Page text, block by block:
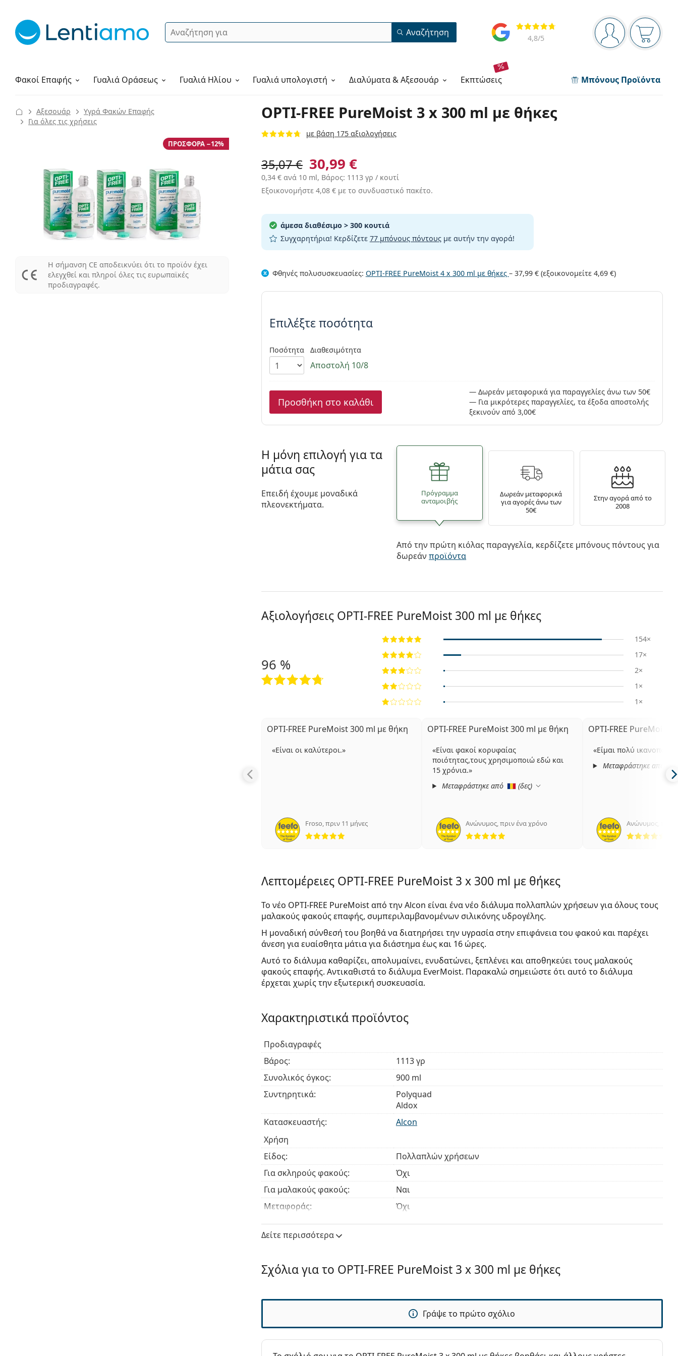
Πίνακας πλοήγησης
Είστε
Το
Αξιολογήσεις
4,8/5
Αναζήτηση Αναζήτηση
Φακοί Επαφής
Υγρά φακών ΓυαλιάΟράσεως Γυαλιά Ηλίου Γυαλιά υπολογιστή Διαλύματα & Αξεσουάρ εκπτώσεις Μπόνους Προϊόντα
Πώς να παραγγείλετε
OPTI-FREE PureMoist 3 x 300 ml με θήκες
με βάση 175 αξιολογήσεις
Αξεσουάρ
Υγρά Φακών Επαφής
Για όλες τις χρήσεις
ΠΡΟΣΦΟΡΆ −12%
Η σήμανση CE αποδεικνύει ότι το προϊόν έχει
ελεγχθεί και πληροί όλες τις ευρωπαϊκές
προδιαγραφές.
35,07 € 30,99 €
0,34 €ανά 10 ml, Βάρος: 1113 γρ / κουτί
Εξοικονομήστε 4,08 €με το συνδυαστικό πακέτο.
άμεσα διαθέσιμο > 300 κουτιά
Συγχαρητήρια! Κερδίζετε 77 μπόνους πόντουςμε αυτήν την αγορά!
Φθηνές πολυσυσκευασίες: OPTI-FREE PureMoist 4 x 300 ml με θήκες – 37,99 €(εξοικονομείτε 4,69 €)
Συμπληρώστε τις παράμετρους
Επιλέξτε ποσότητα
Ποσότητα Διαθεσιμότητα
Αποστολή 10/8
Προσθήκη στο καλάθι
Δωρεάν μεταφορικά για παραγγελίες άνω των 50€
Για μικρότερες παραγγελίες, τα έξοδα αποστολής
ξεκινούν από 3,00€
Η μόνη επιλογή για τα
μάτια σας
Επειδή έχουμε μοναδικά
πλεονεκτήματα.
Πρόγραμμα
ανταμοιβής
Δωρεάν μεταφορικά
για αγορές άνω των
50€
Στην αγορά από το
2008
Από την πρώτη κιόλας παραγγελία, κερδίζετε μπόνους πόντους για
δωρεάνπροϊόντα
Αξιολογήσεις OPTI-FREE PureMoist 300 ml με θήκες
96 %
154×
17×
2×
1×
1×
OPTI-FREE PureMoist 300 ml με θήκη
Είναι οι καλύτεροι.
Froso,πριν 11 μήνες
5 αξιολογήσεις από 5
OPTI-FREE PureMoist 300 ml με θήκη
Είναι φακοί κορυφαίας
ποιότητας,τους χρησιμοποιώ εδώ και
15 χρόνια.
Μεταφράστηκε από
(δες)
Ανώνυμος,πριν ένα χρόνο
5 αξιολογήσεις από 5
OPTI-FREE PureMoist
Είμαι πολύ
Μεταφράστηκε από
Ανώνυμος
Λεπτομέρειες OPTI-FREE PureMoist 3 x 300 ml με θήκες
Το νέο OPTI-FREE PureMoist από την Alcon είναι ένα νέο διάλυμα πολλαπλών χρήσεων για όλους τους
μαλακούς φακούς επαφής, συμπεριλαμβανομένων σιλικόνης υδρογέλης.
Η μοναδική σύνθεσή του βοηθά να διατηρήσει την υγρασία στην επιφάνεια του φακού και παρέχει
άνεση για ευαίσθητα μάτια για διάστημα έως και 16 ώρες.
Αυτό το διάλυμα καθαρίζει, απολυμαίνει, ενυδατώνει, ξεπλένει και αποθηκεύει τους μαλακούς
φακούς επαφής. Αντικαθιστά το διάλυμα EverMoist. Παρακαλώ σημειώστε ότι αυτό το διάλυμα
έρχεται χωρίς την εξωτερική συσκευασία.
Χαρακτηριστικά προϊόντος
Προδιαγραφές
Βάρος:
1113 γρ
Συνολικός όγκος:
900 ml
Συντηρητικά:
Polyquad
Aldox
Κατασκευαστής:
Alcon
Χρήση
Είδος:
Πολλαπλών χρήσεων
Για σκληρούς φακούς:
Όχι
Για μαλακούς φακούς:
Ναι
Μεταφοράς:
Όχι
Ημ. Λήξης:
Τουλάχιστον 29 μήνες
Διάρκεια χρήσης μετά το
Αξεσουάρ
Άλλα
Υγρά Φακών Επαφής
Αξεσουάρ Φακών Επαφής
Δείτε περισσότερα
Σχόλια για το OPTI-FREE PureMoist 3 x 300 ml με θήκες
Γράψε το πρώτο σχόλιο